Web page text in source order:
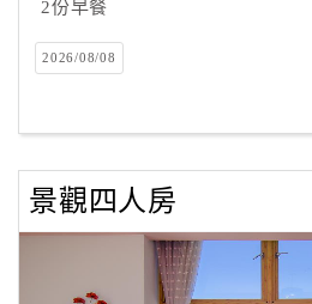
訂
房
Q&A
旅
卡
2份早餐
2026/08/08
景觀四人房